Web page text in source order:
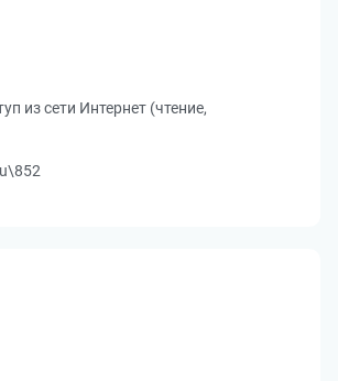
из сети Интернет (чтение,